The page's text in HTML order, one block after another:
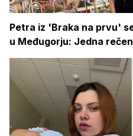
Petra iz 'Braka na prvu'
u Međugorju: Jedna